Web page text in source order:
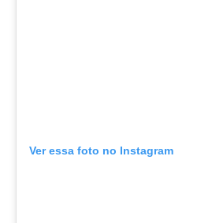
Ver essa foto no Instagram